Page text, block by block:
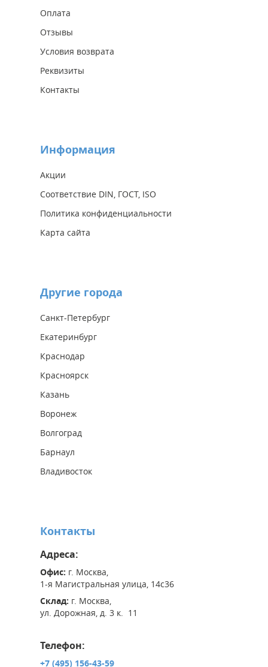
Оплата
Отзывы
Условия возврата
Реквизиты
Контакты
Информация
Акции
Соответствие DIN, ГОСТ, ISO
Политика конфиденциальности
Карта сайта
Другие города
Санкт-Петербург
Екатеринбург
Краснодар
Красноярск
Казань
Воронеж
Волгоград
Барнаул
Владивосток
Контакты
Адреса:
Офис: г. Москва,
1-я Магистральная улица, 14с36
Склад: г. Москва,
ул. Дорожная, д. 3 к. 11
Телефон:
+7 (495) 156-43-59